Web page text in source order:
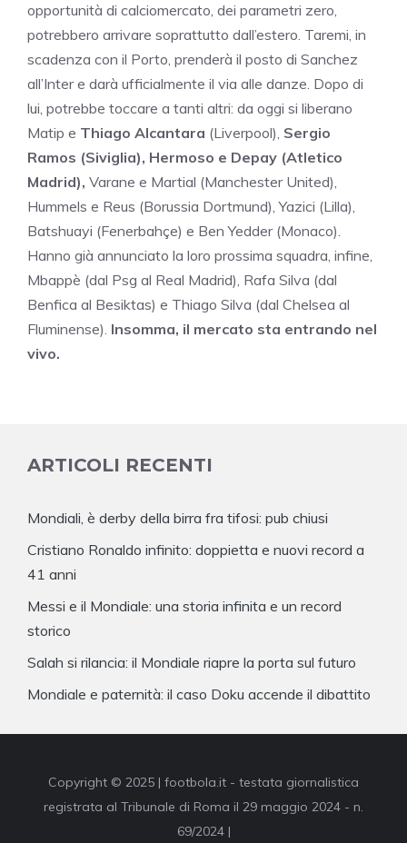
opportunità di calciomercato, dei parametri zero,
potrebbero arrivare soprattutto dall’estero. Taremi, in
scadenza con il Porto, prenderà il posto di Sanchez
all’Inter e darà ufficialmente il via alle danze. Dopo di
lui, potrebbe toccare a tanti altri: da oggi si liberano
Matip e Thiago Alcantara (Liverpool), Sergio
Ramos (Siviglia), Hermoso e Depay (Atletico
Madrid), Varane e Martial (Manchester United),
Hummels e Reus (Borussia Dortmund), Yazici (Lilla),
Batshuayi (Fenerbahçe) e Ben Yedder (Monaco).
Hanno già annunciato la loro prossima squadra, infine,
Mbappè (dal Psg al Real Madrid), Rafa Silva (dal
Benfica al Besiktas) e Thiago Silva (dal Chelsea al
Fluminense). Insomma, il mercato sta entrando nel
vivo.
ARTICOLI RECENTI
Mondiali, è derby della birra fra tifosi: pub chiusi
Cristiano Ronaldo infinito: doppietta e nuovi record a
41 anni
Messi e il Mondiale: una storia infinita e un record
storico
Salah si rilancia: il Mondiale riapre la porta sul futuro
Mondiale e paternità: il caso Doku accende il dibattito
Copyright © 2025 | footbola.it - testata giornalistica
registrata al Tribunale di Roma il 29 maggio 2024 - n.
69/2024 |